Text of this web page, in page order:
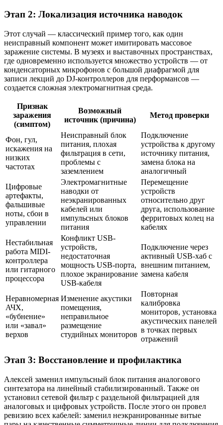
Этап 2: Локализация источника наводок
Этот случай — классический пример того, как один
неисправный компонент может имитировать массовое
заражение системы. В музеях и выставочных пространствах,
где одновременно используется множество устройств — от
конденсаторных микрофонов с большой диафрагмой для
записи лекций до DJ-контроллеров для перформансов —
создается сложная электромагнитная среда.
Признак
заражения
(симптом)
Возможный
источник (причина)
Метод проверки
Фон, гул,
искажения на
низких
частотах
Неисправный блок
питания, плохая
фильтрация в сети,
проблемы с
заземлением
Подключение
устройства к другому
источнику питания,
замена блока на
аналогичный
Цифровые
артефакты,
фальшивые
ноты, сбои в
управлении
Электромагнитные
наводки от
неэкранированных
кабелей или
импульсных блоков
питания
Перемещение
устройств
относительно друг
друга, использование
ферритовых колец на
кабелях
Нестабильная
работа MIDI-
контроллера
или гитарного
процессора
Конфликт USB-
устройств,
недостаточная
мощность USB-порта,
плохое экранирование
USB-кабеля
Подключение через
активный USB-хаб с
внешним питанием,
замена кабеля
Неравномерная
АЧХ,
«бубнение»
или «завал»
верхов
Изменение акустики
помещения,
неправильное
размещение
студийных мониторов
Повторная
калибровка
мониторов, установка
акустических панелей
в точках первых
отражений
Этап 3: Восстановление и профилактика
Алексей заменил импульсный блок питания аналогового
синтезатора на линейный стабилизированный. Также он
установил сетевой фильтр с раздельной фильтрацией для
аналоговых и цифровых устройств. После этого он провел
ревизию всех кабелей: заменил неэкранированные витые